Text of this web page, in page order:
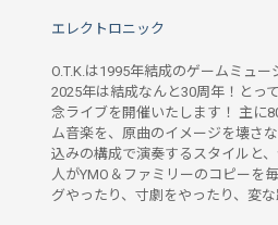
エレクトロニック
O.T.K.は1995年結成のゲームミュー
2025年は結成なんと30周年！とっ
念ライブを開催いたします！ 主に
ム音楽を、原曲のイメージを壊さ
込みの構成で演奏するスタイルと
人がYMO＆ファミリーのコピーを
グやったり、寸劇をやったり、変な